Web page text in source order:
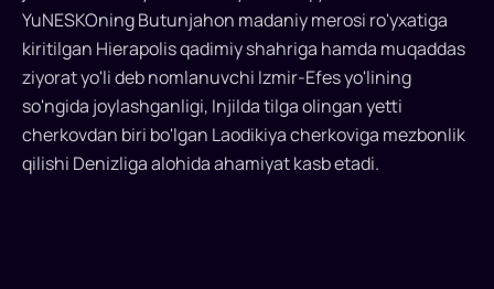
joylashan...
YuNESKOning Butunjahon madaniy merosi ro'yxatiga
kiritilgan Hierapolis qadimiy shahriga hamda muqaddas
ziyorat yo'li deb nomlanuvchi Izmir-Efes yo'lining
so'ngida joylashganligi, Injilda tilga olingan yetti
cherkovdan biri bo'lgan Laodikiya cherkoviga mezbonlik
qilishi Denizliga alohida ahamiyat kasb etadi.